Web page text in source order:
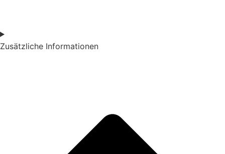
Zusätzliche Informationen